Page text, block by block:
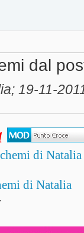
dal
19-11-
di
di Natalia